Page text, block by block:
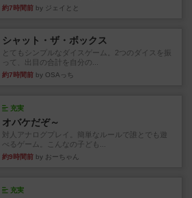
約7時間前 by ジェイとと
シャット・ザ・ボックス
とてもシンプルなダイスゲーム。2つのダイスを振
って、出目の合計を自分の...
約7時間前 by OSAっち
充実
オバケだぞ～
対人アナログプレイ。簡単なルールで誰とでも遊
べるゲーム。こんなの子ども...
約9時間前 by おーちゃん
充実